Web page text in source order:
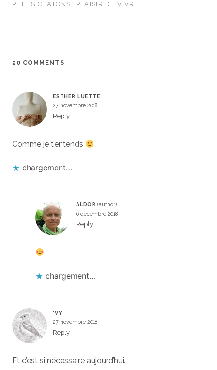
PETITS CHATONS
PLAISIR DE VIVRE
20 COMMENTS
ESTHER LUETTE
27 novembre 2018
Reply
Comme je t’entends
chargement…
ALDOR
6 décembre 2018
Reply
chargement…
'VY
27 novembre 2018
Reply
Et c’est si nécessaire aujourd’hui.